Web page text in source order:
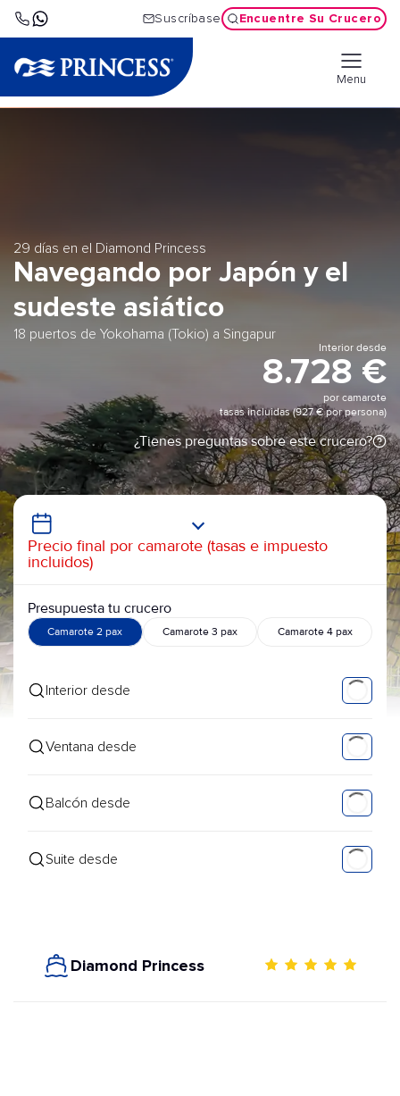
Suscríbase Encuentre Su Crucero
Menu
29 días en el Diamond Princess
Navegando por Japón y el
sudeste asiático
18 puertos de Yokohama (Tokio) a Singapur
Interior desde
8.728 €
por camarote
tasas incluidas (927 € por persona)
¿Tienes preguntas sobre este crucero?
Precio final por camarote (tasas e impuesto
incluidos)
Presupuesta tu crucero
Camarote 2 pax Camarote 3 pax Camarote 4 pax
Interior desde
Ventana desde
Balcón desde
Suite desde
Diamond Princess